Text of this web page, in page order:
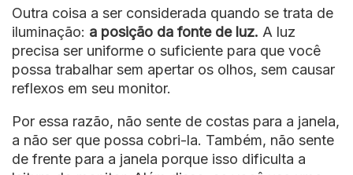
Outra coisa a ser considerada quando se trata de
iluminação: a posição da fonte de luz. A luz
precisa ser uniforme o suficiente para que você
possa trabalhar sem apertar os olhos, sem causar
reflexos em seu monitor.
Por essa razão, não sente de costas para a janela,
a não ser que possa cobri-la. Também, não sente
de frente para a janela porque isso dificulta a